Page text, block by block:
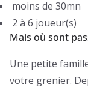
moins de 30mn
2 à 6 joueur(s)
Mais où sont
Une petite
votre grenier.